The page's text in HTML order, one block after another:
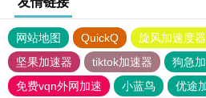
网站地图 QuickQ 旋风加速度器
坚果加速器
tiktok加速器
狗急
免费vqn外网加速
小蓝鸟 优途